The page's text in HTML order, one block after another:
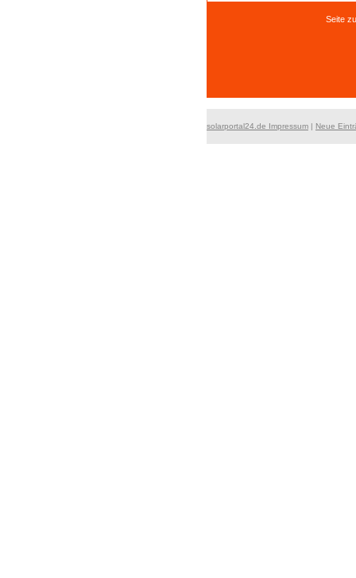
Seite
solarportal24.de Impressum | Neue